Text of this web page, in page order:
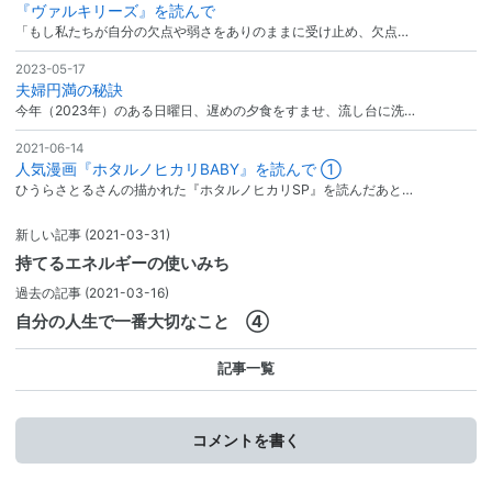
『ヴァルキリーズ』を読んで
「もし私たちが自分の欠点や弱さをありのままに受け止め、欠点…
2023-05-17
夫婦円満の秘訣
今年（2023年）のある日曜日、遅めの夕食をすませ、流し台に洗…
2021-06-14
人気漫画『ホタルノヒカリBABY』を読んで ①
ひうらさとるさんの描かれた『ホタルノヒカリSP』を読んだあと…
新しい記事 (2021-03-31)
持てるエネルギーの使いみち
過去の記事 (2021-03-16)
自分の人生で一番大切なこと ④
記事一覧
コメントを書く